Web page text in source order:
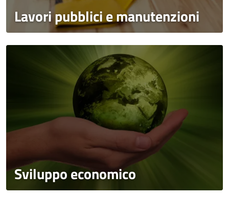
Lavori pubblici e manutenzioni
Sviluppo economico